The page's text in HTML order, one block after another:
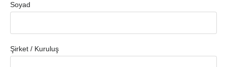
Soyad
Şirket / Kuruluş